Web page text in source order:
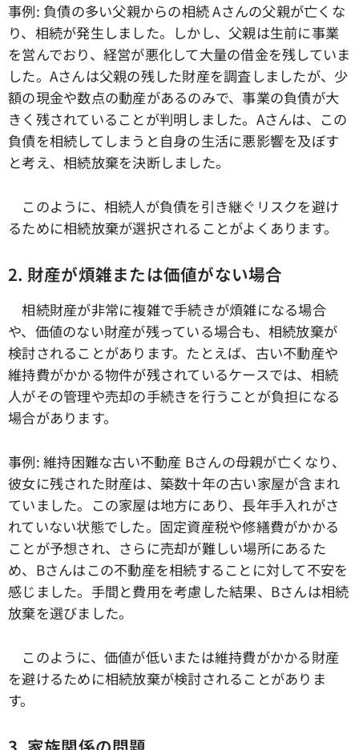
事例: 負債の多い父親からの相続 Aさんの父親が亡くな
り、相続が発生しました。しかし、父親は生前に事業
を営んでおり、経営が悪化して大量の借金を残していま
した。Aさんは父親の残した財産を調査しましたが、少
額の現金や数点の動産があるのみで、事業の負債が大
きく残されていることが判明しました。Aさんは、この
負債を相続してしまうと自身の生活に悪影響を及ぼす
と考え、相続放棄を決断しました。
このように、相続人が負債を引き継ぐリスクを避け
るために相続放棄が選択されることがよくあります。
2. 財産が煩雑または価値がない場合
相続財産が非常に複雑で手続きが煩雑になる場合
や、価値のない財産が残っている場合も、相続放棄が
検討されることがあります。たとえば、古い不動産や
維持費がかかる物件が残されているケースでは、相続
人がその管理や売却の手続きを行うことが負担になる
場合があります。
事例: 維持困難な古い不動産 Bさんの母親が亡くなり、
彼女に残された財産は、築数十年の古い家屋が含まれ
ていました。この家屋は地方にあり、長年手入れがさ
れていない状態でした。固定資産税や修繕費がかかる
ことが予想され、さらに売却が難しい場所にあるた
め、Bさんはこの不動産を相続することに対して不安を
感じました。手間と費用を考慮した結果、Bさんは相続
放棄を選びました。
このように、価値が低いまたは維持費がかかる財産
を避けるために相続放棄が検討されることがありま
す。